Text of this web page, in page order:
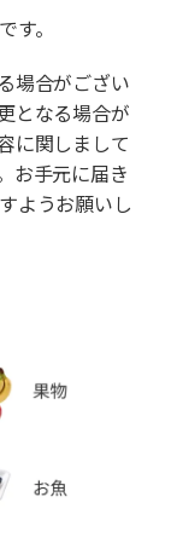
す。
場合がござい
となる場合が
に関しまして
お手元に届き
ようお願いし